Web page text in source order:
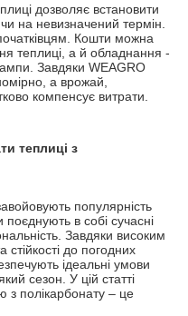
дозволяє встановити
на невизначений термін.
Кошти можна
теплиці, а й обладнання -
Завдяки WEAGRO
а врожай,
компенсує витрати.
теплиці з
популярність
в собі сучасні
Завдяки високим
стійкості до погодних
ідеальні умови
сезон. У цій статті
з полікарбонату – це